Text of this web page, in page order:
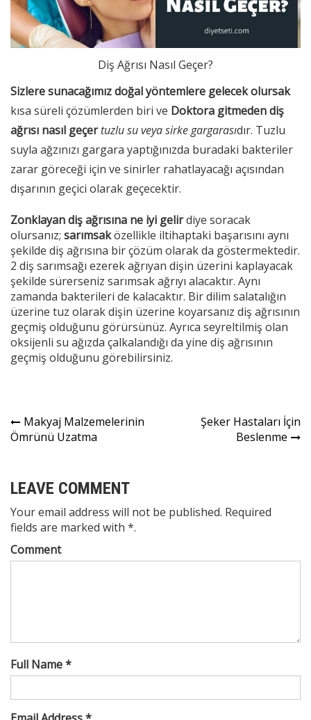
Diş Ağrısı Nasıl Geçer?
Sizlere sunacağımız doğal yöntemlere gelecek olursak
kısa süreli çözümlerden biri ve Doktora gitmeden diş
ağrısı nasıl geçer tuzlu su veya sirke gargarasıdır. Tuzlu
suyla ağzınızı gargara yaptığınızda buradaki bakteriler
zarar göreceği için ve sinirler rahatlayacağı açısından
dışarının geçici olarak geçecektir.
Zonklayan diş ağrısına ne iyi gelirdiye soracak
olursanız; sarımsaközellikle iltihaptaki başarısını aynı
şekilde diş ağrısına bir çözüm olarak da göstermektedir.
2 diş sarımsağı ezerek ağrıyan dişin üzerini kaplayacak
şekilde sürerseniz sarımsak ağrıyı alacaktır. Aynı
zamanda bakterileri de kalacaktır. Bir dilim salatalığın
üzerine tuz olarak dişin üzerine koyarsanız diş ağrısının
geçmiş olduğunu görürsünüz. Ayrıca seyreltilmiş olan
oksijenli su ağızda çalkalandığı da yine diş ağrısının
geçmiş olduğunu görebilirsiniz.
Yazı
gezinmesi
Makyaj Malzemelerinin
Ömrünü Uzatma
Şeker Hastaları İçin
Beslenme
LEAVE COMMENT
Your email address will not be published. Required
fields are marked with *.
Comment
Full Name *